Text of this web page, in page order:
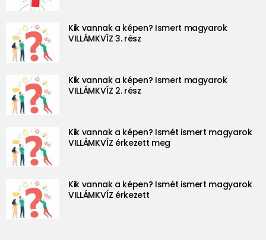
Kik vannak a képen? Ismert magyarok
VILLÁMKVÍZ 3. rész
Kik vannak a képen? Ismert magyarok
VILLÁMKVÍZ 2. rész
Kik vannak a képen? Ismét ismert magyarok
VILLÁMKVÍZ érkezett meg
Kik vannak a képen? Ismét ismert magyarok
VILLÁMKVÍZ érkezett